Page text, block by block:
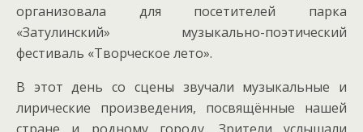
организовала для посетителей парка
«Затулинский» музыкально-поэтический
фестиваль «Творческое лето».
В этот день со сцены звучали музыкальные и
лирические произведения, посвящённые нашей